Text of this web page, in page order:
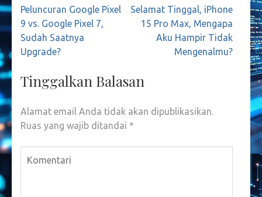
Navigasi
pos
Peluncuran Google Pixel
9 vs. Google Pixel 7,
Sudah Saatnya
Upgrade?
Selamat Tinggal, iPhone
15 Pro Max, Mengapa
Aku Hampir Tidak
Mengenalmu?
Tinggalkan Balasan
Alamat email Anda tidak akan dipublikasikan.
Ruas yang wajib ditandai *